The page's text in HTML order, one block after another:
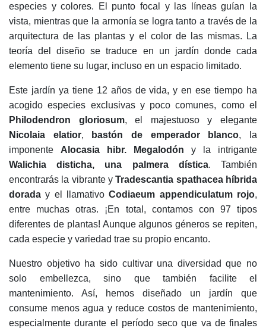
especies y colores. El punto focal y las líneas guían la
vista, mientras que la armonía se logra tanto a través de la
arquitectura de las plantas y el color de las mismas. La
teoría del diseño se traduce en un jardín donde cada
elemento tiene su lugar, incluso en un espacio limitado.
Este jardín ya tiene 12 años de vida, y en ese tiempo ha
acogido especies exclusivas y poco comunes, como el
Philodendron gloriosum, el majestuoso y elegante
Nicolaia elatior, bastón de emperador blanco, la
imponente Alocasia hibr. Megalodón y la intrigante
Walichia disticha, una palmera dística. También
encontrarás la vibrante yTradescantia spathacea híbrida
dorada y el llamativoCodiaeum appendiculatum rojo,
entre muchas otras. ¡En total, contamos con 97 tipos
diferentes de plantas! Aunque algunos géneros se repiten,
cada especie y variedad trae su propio encanto.
Nuestro objetivo ha sido cultivar una diversidad que no
solo embellezca, sino que también facilite el
mantenimiento. Así, hemos diseñado un jardín que
consume menos agua y reduce costos de mantenimiento,
especialmente durante el período seco que va de finales